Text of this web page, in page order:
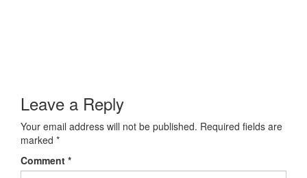
Leave a Reply
Your email address will not be published. Required fields are
marked *
Comment *